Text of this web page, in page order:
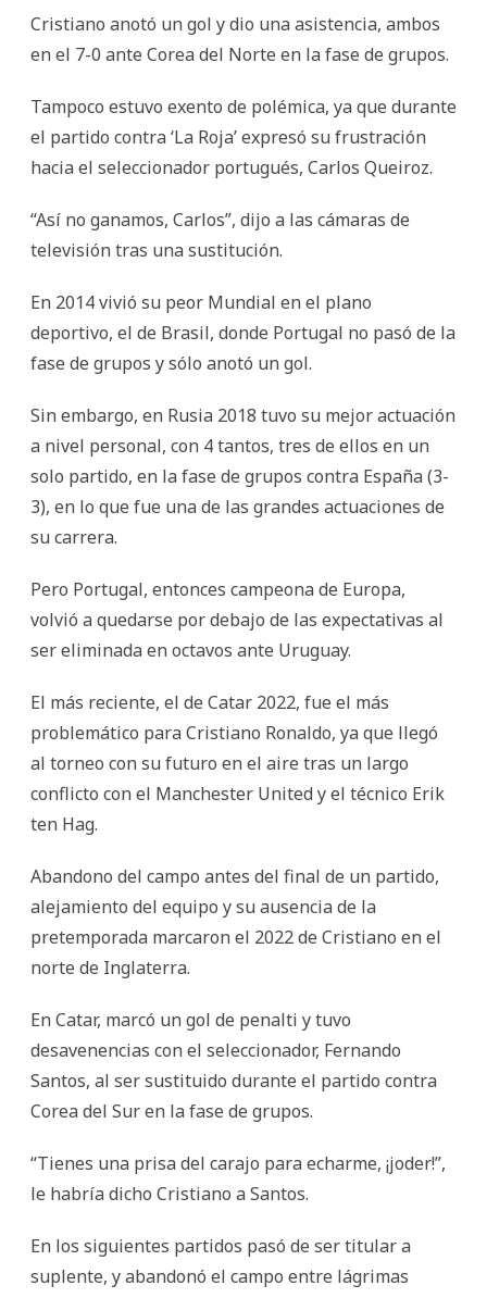
Cristiano anotó un gol y dio una asistencia, ambos
en el 7-0 ante Corea del Norte en la fase de grupos.
Tampoco estuvo exento de polémica, ya que durante
el partido contra ‘La Roja’ expresó su frustración
hacia el seleccionador portugués, Carlos Queiroz.
“Así no ganamos, Carlos”, dijo a las cámaras de
televisión tras una sustitución.
En 2014 vivió su peor Mundial en el plano
deportivo, el de Brasil, donde Portugal no pasó de la
fase de grupos y sólo anotó un gol.
Sin embargo, en Rusia 2018 tuvo su mejor actuación
a nivel personal, con 4 tantos, tres de ellos en un
solo partido, en la fase de grupos contra España (3-
3), en lo que fue una de las grandes actuaciones de
su carrera.
Pero Portugal, entonces campeona de Europa,
volvió a quedarse por debajo de las expectativas al
ser eliminada en octavos ante Uruguay.
El más reciente, el de Catar 2022, fue el más
problemático para Cristiano Ronaldo, ya que llegó
al torneo con su futuro en el aire tras un largo
conflicto con el Manchester United y el técnico Erik
ten Hag.
Abandono del campo antes del final de un partido,
alejamiento del equipo y su ausencia de la
pretemporada marcaron el 2022 de Cristiano en el
norte de Inglaterra.
En Catar, marcó un gol de penalti y tuvo
desavenencias con el seleccionador, Fernando
Santos, al ser sustituido durante el partido contra
Corea del Sur en la fase de grupos.
“Tienes una prisa del carajo para echarme, ¡joder!”,
le habría dicho Cristiano a Santos.
En los siguientes partidos pasó de ser titular a
suplente, y abandonó el campo entre lágrimas